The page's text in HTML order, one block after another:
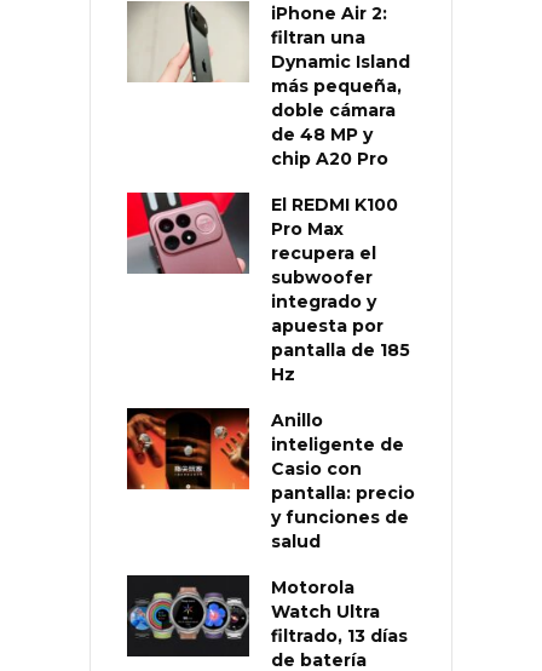
iPhone Air 2:
filtran una
Dynamic Island
más pequeña,
doble cámara
de 48 MP y
chip A20 Pro
El REDMI K100
Pro Max
recupera el
subwoofer
integrado y
apuesta por
pantalla de 185
Hz
Anillo
inteligente de
Casio con
pantalla: precio
y funciones de
salud
Motorola
Watch Ultra
filtrado, 13 días
de batería